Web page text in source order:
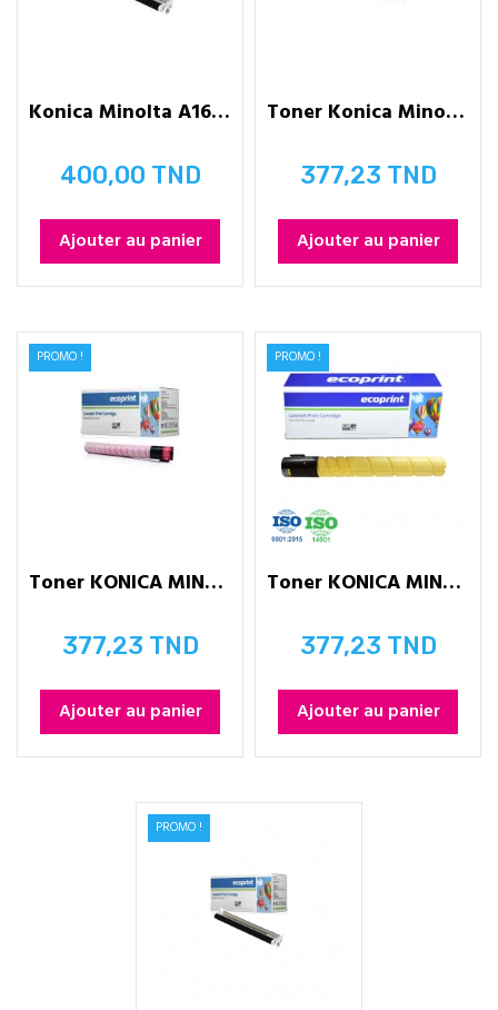
Konica Minolta A161R71433 -...
Prix
400,00 TND
Ajouter au panier
Toner Konica Minolta TN328 - CYAN
Prix
377,23 TND
Ajouter au panier
Toner KONICA MINOLTA TN328 -...
Prix
377,23 TND
Ajouter au panier
PROMO !
Toner KONICA MINOLTA TN328 - YEllOW
Prix
377,23 TND
Ajouter au panier
PROMO !
PROMO !